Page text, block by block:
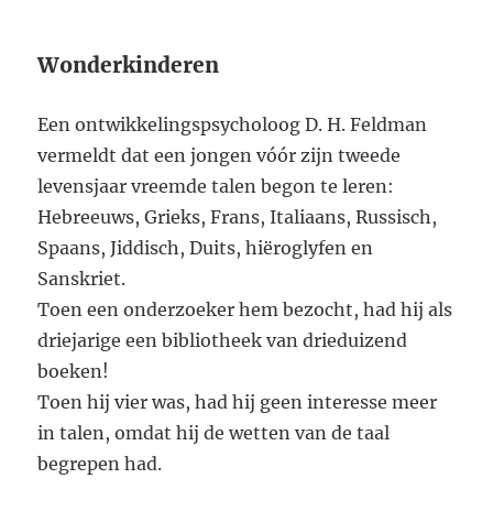
Wonderkinderen
Een ontwikkelingspsycholoog D. H. Feldman
vermeldt dat een jongen vóór zijn tweede
levensjaar vreemde talen begon te leren:
Hebreeuws, Grieks, Frans, Italiaans, Russisch,
Spaans, Jiddisch, Duits, hiëroglyfen en
Sanskriet.
Toen een onderzoeker hem bezocht, had hij als
driejarige een bibliotheek van drieduizend
boeken!
Toen hij vier was, had hij geen interesse meer
in talen, omdat hij de wetten van de taal
begrepen had.